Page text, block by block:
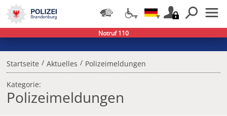
Startseite / Aktuelles / Polizeimeldungen
Kategorie:
Polizeimeldungen
Notruf 110